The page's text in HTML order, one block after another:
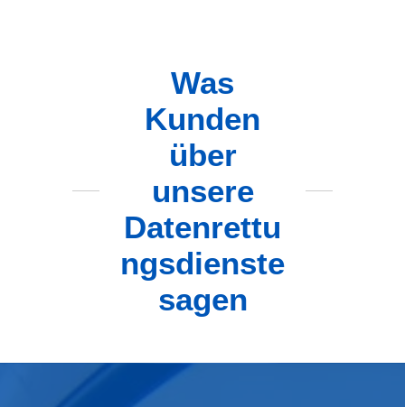
Was
Kunden
über
unsere
Datenrettu
ngsdienste
sagen